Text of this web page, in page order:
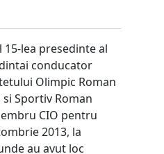
lea presedinte al
conducator
Olimpic Roman
Sportiv Roman
CIO pentru
2013, la
au avut loc